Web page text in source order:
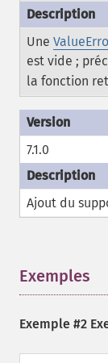
Une
est vide ;
la fonction
7.1.0
Ajout du
Exemples
Exemple #2